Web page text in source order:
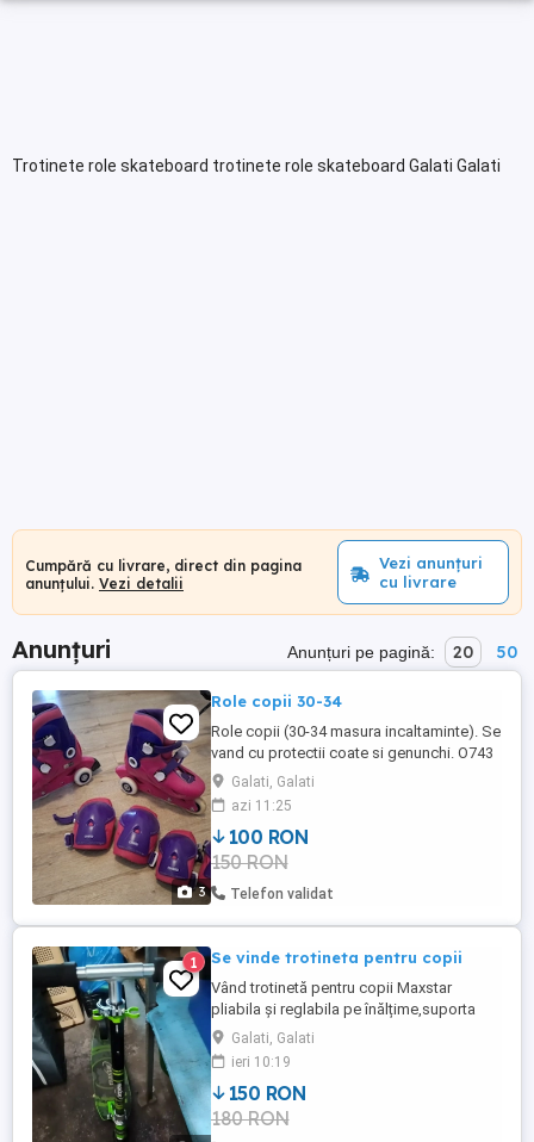
Trotinete role skateboard trotinete role skateboard Galati Galati
Cumpără cu livrare, direct din pagina
anunțului. Vezi detalii
Vezi anunțuri
cu livrare
Anunțuri Anunțuri pe pagină: 20 50
3
Role copii 30-34
Role copii (30-34 masura incaltaminte). Se
vand cu protectii coate si genunchi. O743
56o 291
Galati, Galati
azi 11:25
100 RON
150 RON
Telefon validat
1 Se vinde trotineta pentru copii
Vând trotinetă pentru copii Maxstar
pliabila și reglabila pe înălțime,suporta
greutatea până la 130 kg,stare excelenta.
Galati, Galati
ieri 10:19
150 RON
180 RON